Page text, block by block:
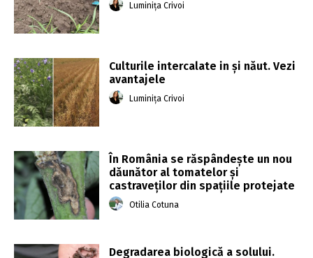
Luminița Crivoi
Culturile intercalate in și năut. Vezi
avantajele
Luminița Crivoi
În România se răspândește un nou
dăunător al tomatelor și
castraveților din spațiile protejate
Otilia Cotuna
Degradarea biologică a solului.